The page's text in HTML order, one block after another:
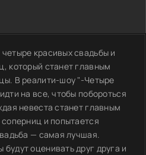
красивых свадьбы и
который станет главным
В реалити-шоу "-Четыре
на все, чтобы побороться
невеста станет главным
и попытается
— самая лучшая.
оценивать друг друга и